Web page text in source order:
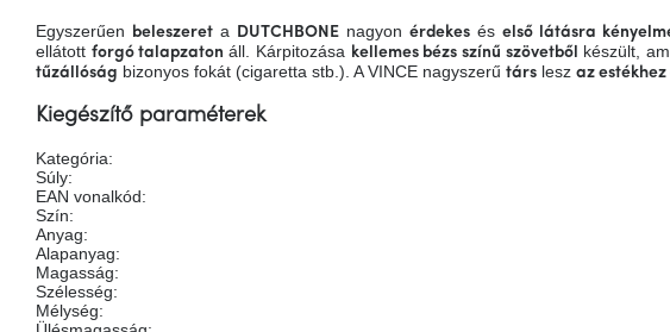
Egyszerűen beleszereta DUTCHBONEnagyon érdekesés első látásra
ellátott forgó talapzatonáll. Kárpitozása kellemes bézs színű szövetből készült,
tűzállóság bizonyos fokát (cigaretta stb.). A VINCE nagyszerű társ lesz az
Kiegészítő paraméterek
Kategória:
Súly:
EAN vonalkód:
Szín:
Anyag:
Alapanyag:
Magasság:
Szélesség:
Mélység: